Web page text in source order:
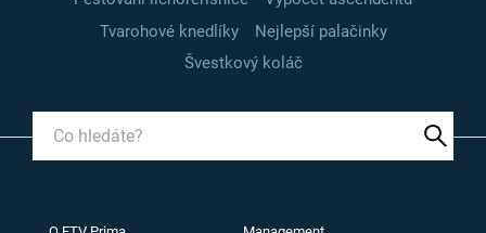
Tvarohové knedlíky
Nejlepší palačinky
Švestkový koláč